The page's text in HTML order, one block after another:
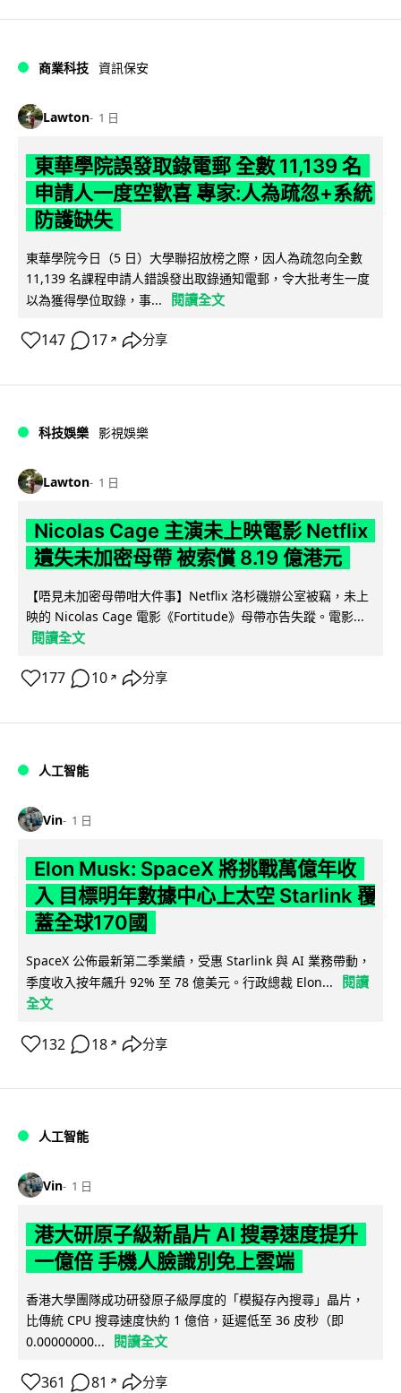
商業科技 資訊保安
Lawton 1 日
東華學院誤發取錄電郵 全數 11,139 名
申請人一度空歡喜 專家:人為疏忽+系統
防護缺失
東華學院今日（5 日）大學聯招放榜之際，因人為疏忽向全數
11,139 名課程申請人錯誤發出取錄通知電郵，令大批考生一度
以為獲得學位取錄，事...
閱讀全文
147 17 ↗ 分享
科技娛樂 影視娛樂
Lawton 1 日
Nicolas Cage 主演未上映電影 Netflix
遺失未加密母帶 被索償 8.19 億港元
【唔見未加密母帶咁大件事】Netflix 洛杉磯辦公室被竊，未上
映的 Nicolas Cage 電影《Fortitude》母帶亦告失蹤。電影...
閱讀全文
177 10 ↗ 分享
人工智能
Vin 1 日
Elon Musk: SpaceX 將挑戰萬億年收
入 目標明年數據中心上太空 Starlink 覆
蓋全球170國
SpaceX 公佈最新第二季業績，受惠 Starlink 與 AI 業務帶動，
季度收入按年飆升 92% 至 78 億美元。行政總裁 Elon...
閱讀
全文
132 18 ↗ 分享
人工智能
Vin 1 日
港大研原子級新晶片 AI 搜尋速度提升
一億倍 手機人臉識別免上雲端
香港大學團隊成功研發原子級厚度的「模擬存內搜尋」晶片，
比傳統 CPU 搜尋速度快約 1 億倍，延遲低至 36 皮秒（即
0.00000000...
閱讀全文
361 81 ↗ 分享